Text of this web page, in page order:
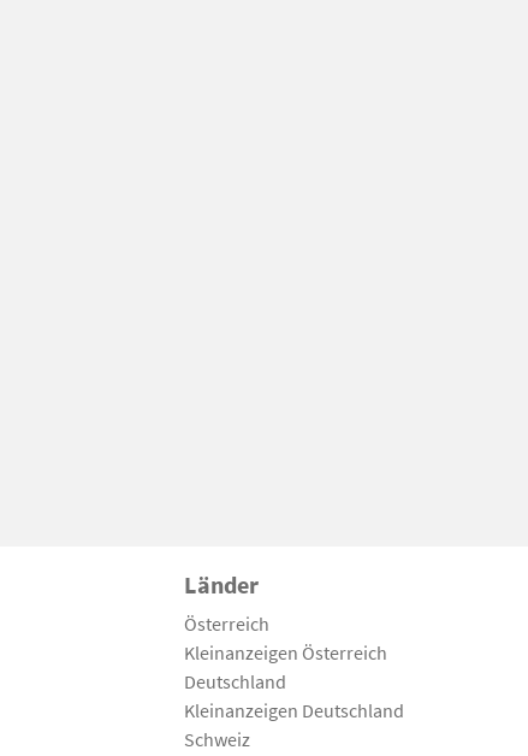
Länder
Österreich
Kleinanzeigen Österreich
Deutschland
Kleinanzeigen Deutschland
Schweiz